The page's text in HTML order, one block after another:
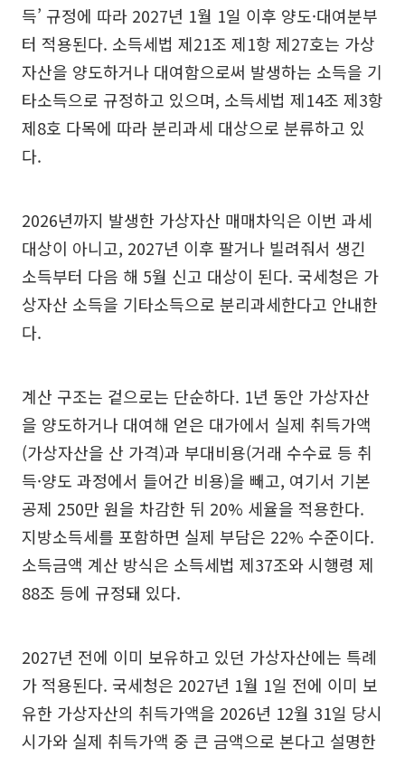
득’ 규정에 따라 2027년 1월 1일 이후 양도·대여분부
터 적용된다. 소득세법 제21조 제1항 제27호는 가상
자산을 양도하거나 대여함으로써 발생하는 소득을 기
타소득으로 규정하고 있으며, 소득세법 제14조 제3항
제8호 다목에 따라 분리과세 대상으로 분류하고 있
다.
2026년까지 발생한 가상자산 매매차익은 이번 과세
대상이 아니고, 2027년 이후 팔거나 빌려줘서 생긴
소득부터 다음 해 5월 신고 대상이 된다. 국세청은 가
상자산 소득을 기타소득으로 분리과세한다고 안내한
다.
계산 구조는 겉으로는 단순하다. 1년 동안 가상자산
을 양도하거나 대여해 얻은 대가에서 실제 취득가액
(가상자산을 산 가격)과 부대비용(거래 수수료 등 취
득·양도 과정에서 들어간 비용)을 빼고, 여기서 기본
공제 250만 원을 차감한 뒤 20% 세율을 적용한다.
지방소득세를 포함하면 실제 부담은 22% 수준이다.
소득금액 계산 방식은 소득세법 제37조와 시행령 제
88조 등에 규정돼 있다.
2027년 전에 이미 보유하고 있던 가상자산에는 특례
가 적용된다. 국세청은 2027년 1월 1일 전에 이미 보
유한 가상자산의 취득가액을 2026년 12월 31일 당시
시가와 실제 취득가액 중 큰 금액으로 본다고 설명한